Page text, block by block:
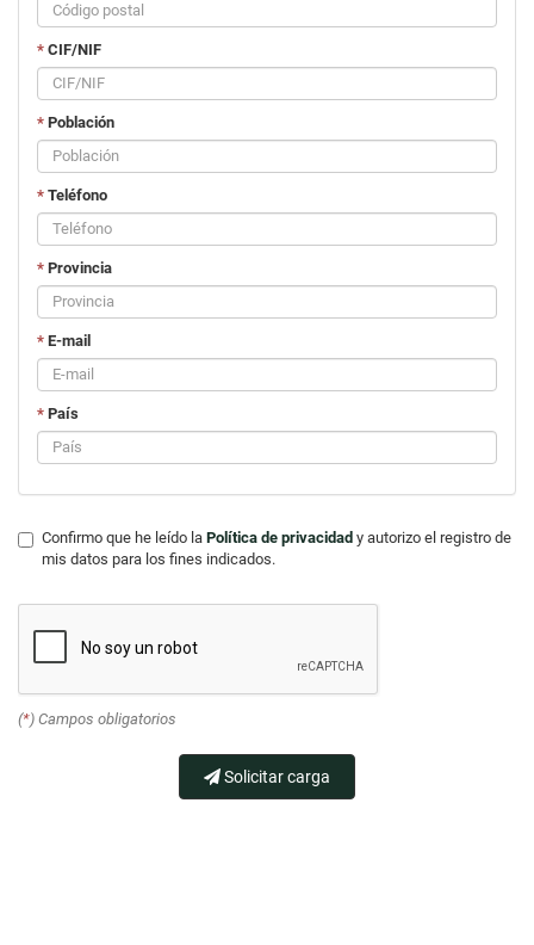
* CIF/NIF
* Población
* Teléfono
* Provincia
* E-mail
* País
Confirmo que he leído la Política de privacidad y autorizo el registro de
mis datos para los fines indicados.
(*) Campos obligatorios
Solicitar carga